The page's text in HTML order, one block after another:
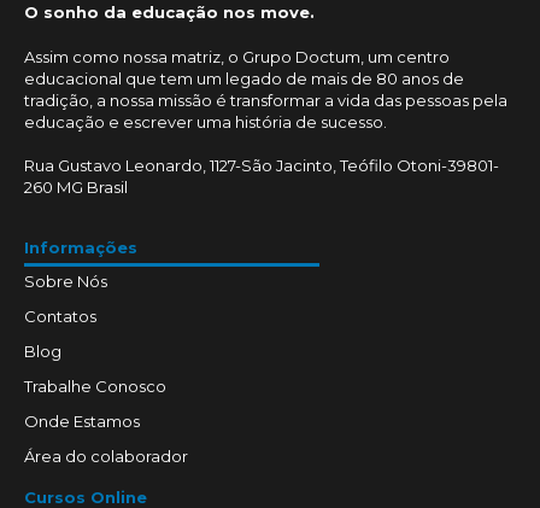
O sonho da educação nos move.
Assim como nossa matriz, o Grupo Doctum, um centro
educacional que tem um legado de mais de 80 anos de
tradição, a nossa missão é transformar a vida das pessoas pela
educação e escrever uma história de sucesso.
Rua Gustavo Leonardo, 1127-São Jacinto, Teófilo Otoni-39801-
260 MG Brasil
Informações
Sobre Nós
Contatos
Blog
Trabalhe Conosco
Onde Estamos
Área do colaborador
Cursos Online